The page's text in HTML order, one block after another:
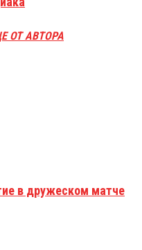
ОТ АВТОРА
в дружеском матче